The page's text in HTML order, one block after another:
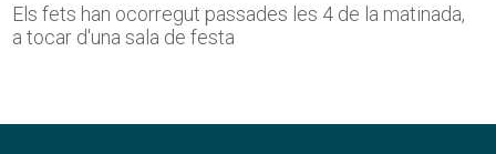
Els fets han ocorregut passades les 4 de la matinada,
a tocar d'una sala de festa